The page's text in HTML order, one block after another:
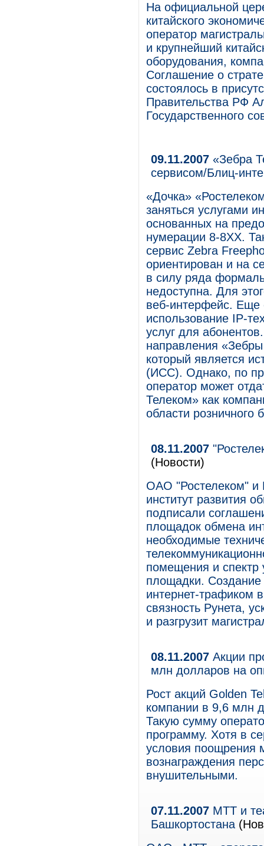
На официальной
китайского
оператор
и крупнейший
оборудования,
Соглашение о
состоялось в
Правительства РФ
Государственного
09.11.2007 «Зебра
сервисом/Блиц-
«Дочка»
заняться услугами
основанных на
нумерации 8-8XX.
сервис Zebra
ориентирован и на
в силу ряда
недоступна. Для
веб-интерфейс. Еще
использование IP-
услуг для
направления
который является
(ИСС). Однако, по
оператор может
Телеком» как
области розничного
08.11.2007
(Новости)
ОАО "Ростелеком" и
институт развития
подписали
площадок обмена
необходимые
помещения и спектр
площадки.
интернет-трафиком
связность Рунета,
и разгрузит
08.11.2007 Акции
млн долларов на
Рост акций Golden
компании в 9,6 млн
Такую сумму
программу. Хотя в
условия поощрения
вознаграждения
внушительными.
07.11.2007 МТТ и
Башкортостана